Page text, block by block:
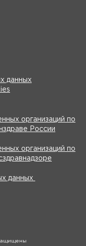
данных
организаций по
России
организаций по
данных